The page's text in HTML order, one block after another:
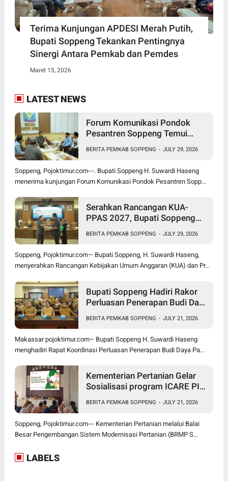
Terima Kunjungan APDESI Merah Putih,
Bupati Soppeng Tekankan Pentingnya
Sinergi Antara Pemkab dan Pemdes
Maret 15, 2026
LATEST NEWS
Forum Komunikasi Pondok
Pesantren Soppeng Temui
BERITA PEMKAB SOPPENG - JULY 29, 2026
Soppeng, Pojoktimur.com---. Bupati Soppeng H. Suwardi Haseng
menerima kunjungan Forum Komunikasi Pondok Pesantren Sopp...
Serahkan Rancangan KUA-
PPAS 2027, Bupati Soppeng
Tengah Tekanan Fiskal
BERITA PEMKAB SOPPENG - JULY 29, 2026
Soppeng, Pojoktimur.com— Bupati Soppeng, H. Suwardi Haseng,
menyerahkan Rancangan Kebijakan Umum Anggaran (KUA) dan Pr...
Bupati Soppeng Hadiri Rakor
Perluasan Penerapan Budi Daya
BERITA PEMKAB SOPPENG - JULY 21, 2026
Makassar pojoktimur.com– Bupati Soppeng H. Suwardi Haseng
menghadiri Rapat Koordinasi Perluasan Penerapan Budi Daya Pa...
Kementerian Pertanian Gelar
Sosialisasi program ICARE PIU
BERITA PEMKAB SOPPENG - JULY 21, 2026
Soppeng, Pojoktimur.com--- Kementerian Pertanian melalui Balai
Besar Pengembangan Sistem Modernisasi Pertanian (BRMP S...
LABELS